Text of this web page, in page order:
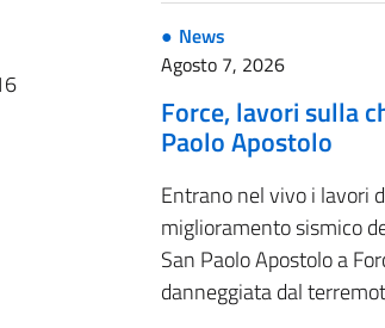
News
Agosto 7, 2026
Force, lavori sulla
Paolo Apostolo
Entrano nel vivo i lavori
miglioramento sismico
San Paolo Apostolo a
danneggiata dal